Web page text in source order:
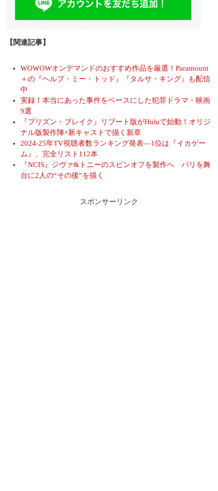
【関連記事】
WOWOWオンデマンドのおすすめ作品を厳選！Paramount
＋の『ヘルプ・ミー・トッド』『タルサ・キング』も配信
中
実録！本当にあった事件をベースにした犯罪ドラマ・映画
9選
『プリズン・ブレイク』リブート版がHuluで始動！オリジ
ナル版製作陣×新キャストで描く新章
2024-25年TV視聴者数ランキング発表―1位は『イカゲー
ム』、完全リスト112本
『NCIS』ジヴァ&トニーのスピンオフを製作へ パリを舞
台に2人の“その後”を描く
スポンサーリンク